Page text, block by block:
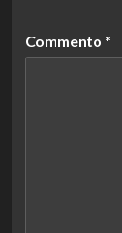
Commento *